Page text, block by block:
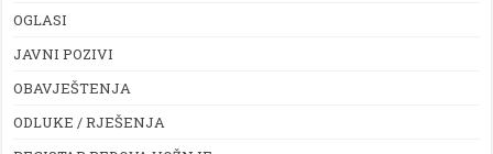
OGLASI
JAVNI POZIVI
OBAVJEŠTENJA
ODLUKE / RJEŠENJA